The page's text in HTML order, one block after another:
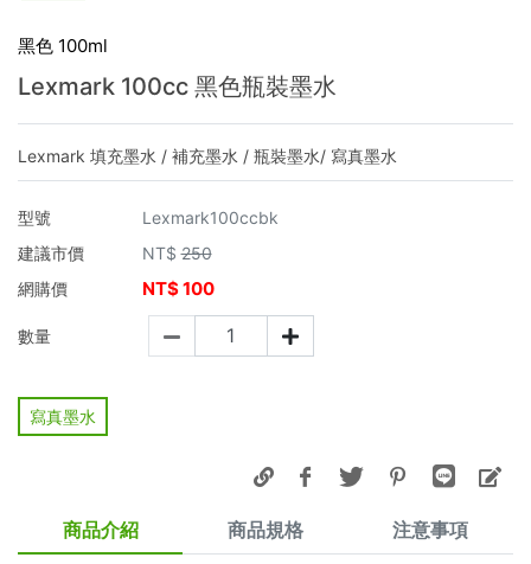
黑色 100ml
Lexmark 100cc 黑色瓶裝墨水
Lexmark 填充墨水 / 補充墨水 / 瓶裝墨水/ 寫真墨水
型號
Lexmark100ccbk
建議市價
NT$ 250
網購價
NT$100
數量
寫真墨水
商品介紹 商品規格 注意事項